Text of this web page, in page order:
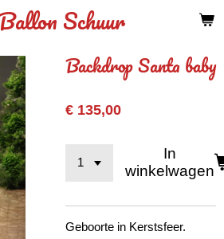
Schuur
Backdrop Santa baby
€ 135,00
In
winkelwagen
Geboorte in Kerstsfeer.